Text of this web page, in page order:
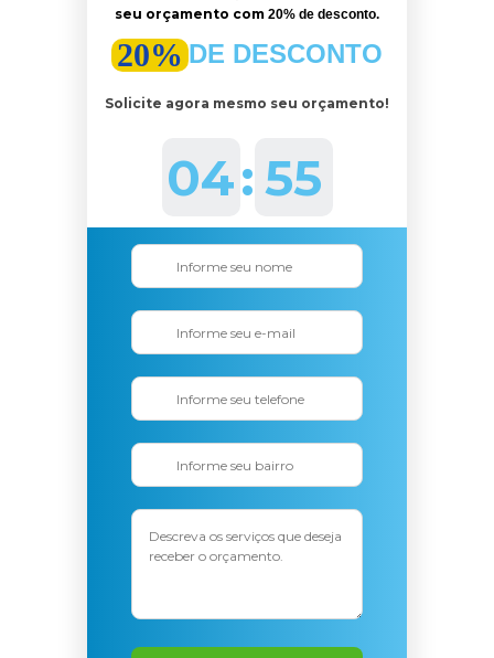
seu orçamento com 20% de desconto.
20% DE DESCONTO
Solicite agora mesmo seu orçamento!
04: 53